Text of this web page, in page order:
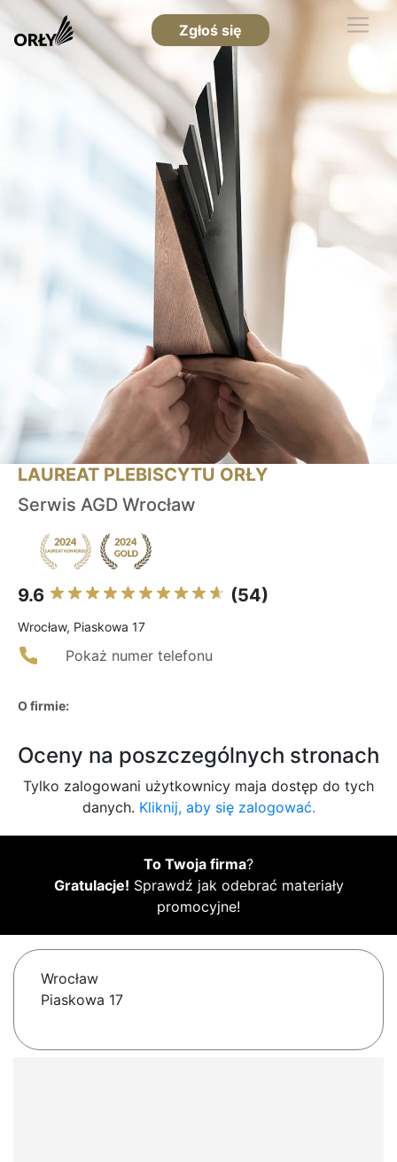
Zgłoś się
LAUREAT PLEBISCYTU ORŁY
Serwis AGD Wrocław
9.6 (54)
Wrocław, Piaskowa 17
Pokaż numer telefonu
O firmie:
Oceny na poszczególnych stronach
Tylko zalogowani użytkownicy maja dostęp do tych
danych. Kliknij, aby się zalogować.
To Twoja firma?
Gratulacje! Sprawdź jak odebrać materiały
promocyjne!
Wrocław
Piaskowa 17